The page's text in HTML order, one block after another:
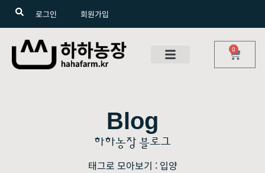
로그인 회원가입
0
Blog
하하농장 블로그
태그로 모아보기 : 입양